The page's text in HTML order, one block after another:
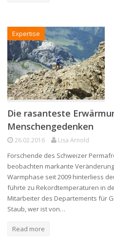
Expertise
Die rasanteste
Menschengedenken
26.02.2016 Lisa Arnold
Forschende des Schweizer
beobachten markante
Warmphase seit 2009 hinterliess
führte zu Rekordtemperaturen in
Mitarbeiter des Departements für
Staub, wer ist von…
Read more